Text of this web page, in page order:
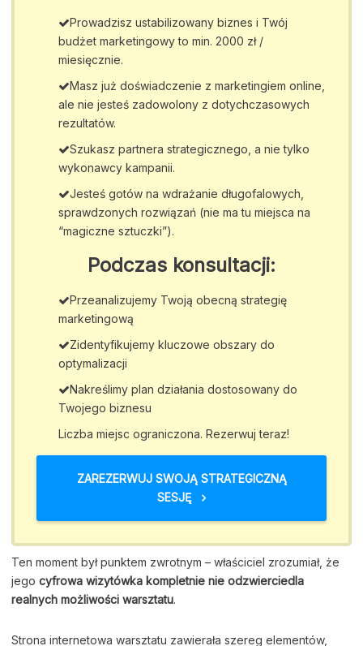
Prowadzisz ustabilizowany biznes i Twój
budżet marketingowy to min. 2000 zł /
miesięcznie.
Masz już doświadczenie z marketingiem online,
ale nie jesteś zadowolony z dotychczasowych
rezultatów.
Szukasz partnera strategicznego, a nie tylko
wykonawcy kampanii.
Jesteś gotów na wdrażanie długofalowych,
sprawdzonych rozwiązań (nie ma tu miejsca na
“magiczne sztuczki”).
Podczas konsultacji:
Przeanalizujemy Twoją obecną strategię
marketingową
Zidentyfikujemy kluczowe obszary do
optymalizacji
Nakreślimy plan działania dostosowany do
Twojego biznesu
Liczba miejsc ograniczona. Rezerwuj teraz!
ZAREZERWUJ SWOJĄ STRATEGICZNĄ
SESJĘ
Ten moment był punktem zwrotnym – właściciel zrozumiał, że
jego cyfrowa wizytówka kompletnie nie odzwierciedla
realnych możliwości warsztatu.
Strona internetowa warsztatu zawierała szereg elementów,